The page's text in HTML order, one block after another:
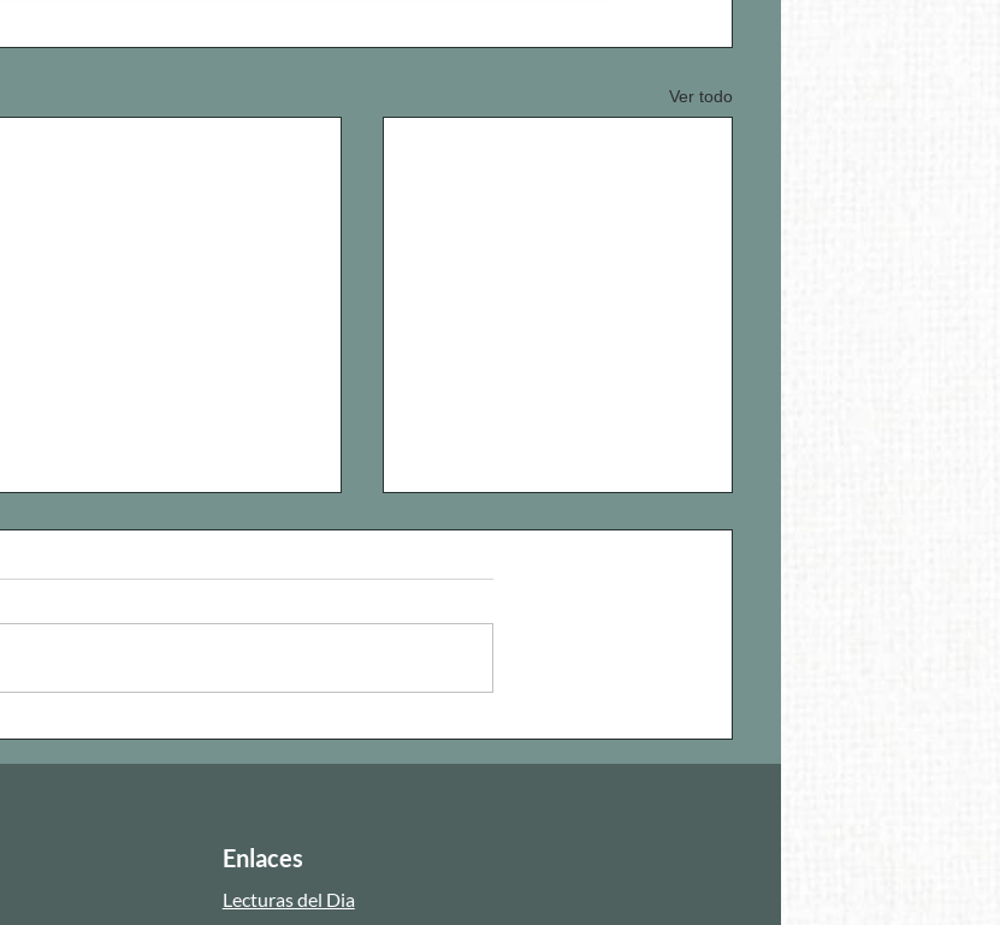
Ver todo
Enlaces
Lecturas del Dia